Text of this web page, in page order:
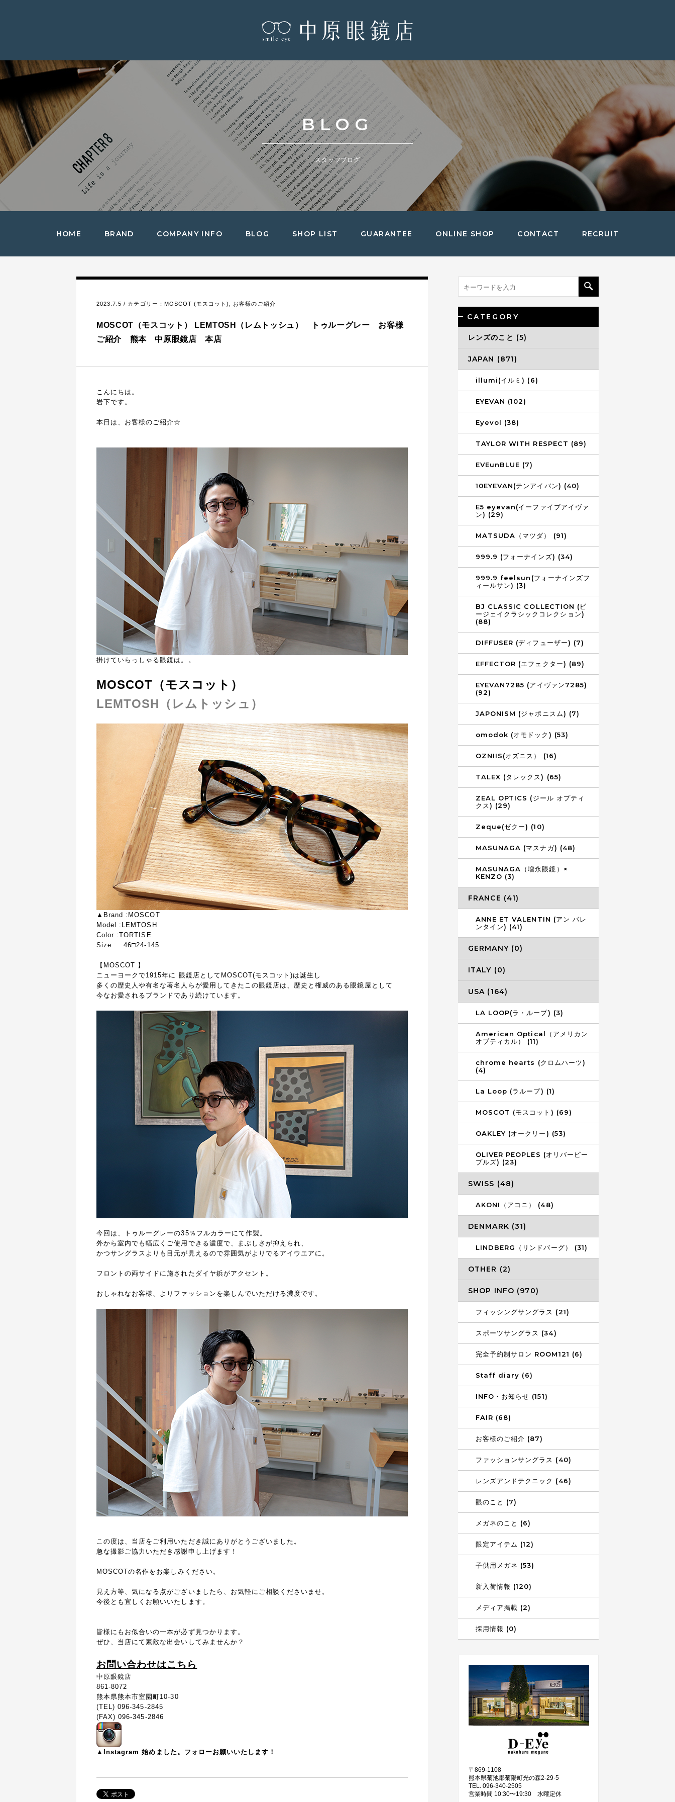
BLOG
スタッフブログ
HOME BRAND COMPANY INFO BLOG SHOP LIST GUARANTEE ONLINE SHOP CONTACT RECRUIT
2023.7.5 / カテゴリー： MOSCOT (モスコット) お客様のご紹介
MOSCOT（モスコット） LEMTOSH（レムトッシュ） トゥルーグレー お客様
ご紹介 熊本 中原眼鏡店 本店
こんにちは。
岩下です。
本日は、お客様のご紹介☆
掛けていらっしゃる眼鏡は。。
MOSCOT（モスコット）
LEMTOSH（レムトッシュ）
▲Brand :MOSCOT
Model :LEMTOSH
Color :TORTISE
Size : 46□24-145
【MOSCOT 】
ニューヨークで1915年に 眼鏡店としてMOSCOT(モスコット)は誕生し
多くの歴史人や有名な著名人らが愛用してきたこの眼鏡店は、歴史と権威のある眼鏡屋として
今なお愛されるブランドであり続けています。
今回は、トゥルーグレーの35％フルカラーにて作製。
外から室内でも幅広くご使用できる濃度で、まぶしさが抑えられ、
かつサングラスよりも目元が見えるので雰囲気がよりでるアイウエアに。
フロントの両サイドに施されたダイヤ鋲がアクセント。
おしゃれなお客様、よりファッションを楽しんでいただける濃度です。
この度は、当店をご利用いただき誠にありがとうございました。
急な撮影ご協力いただき感謝申し上げます！
MOSCOTの名作をお楽しみください。
見え方等、気になる点がございましたら、お気軽にご相談くださいませ。
今後とも宜しくお願いいたします。
皆様にもお似合いの一本が必ず見つかります。
ぜひ、当店にて素敵な出会いしてみませんか？
お問い合わせはこちら
中原眼鏡店
861-8072
熊本県熊本市室園町10-30
(TEL) 096-345-2845
(FAX) 096-345-2846
▲Instagram 始めました。フォローお願いいたします！
CATEGORY
レンズのこと (5)
JAPAN (871)
illumi(イルミ) (6)
EYEVAN (102)
Eyevol (38)
TAYLOR WITH RESPECT (89)
EVEunBLUE (7)
10EYEVAN(テンアイバン) (40)
E5 eyevan(イーファイブアイヴァ
ン) (29)
MATSUDA（マツダ） (91)
999.9 (フォーナインズ) (34)
999.9 feelsun(フォーナインズフ
ィールサン) (3)
BJ CLASSIC COLLECTION (ビ
ージェイクラシックコレクション)
(88)
DIFFUSER (ディフューザー) (7)
EFFECTOR (エフェクター) (89)
EYEVAN7285 (アイヴァン7285)
(92)
JAPONISM (ジャポニスム) (7)
omodok (オモドック) (53)
OZNIIS(オズニス） (16)
TALEX (タレックス) (65)
ZEAL OPTICS (ジール オプティ
クス) (29)
Zeque(ゼクー) (10)
MASUNAGA (マスナガ) (48)
MASUNAGA（増永眼鏡）×
KENZO (3)
FRANCE (41)
ANNE ET VALENTIN (アン バレ
ンタイン) (41)
GERMANY (0)
ITALY (0)
USA (164)
LA LOOP(ラ・ループ) (3)
American Optical（アメリカン
オプティカル） (11)
chrome hearts (クロムハーツ)
(4)
La Loop (ラループ) (1)
MOSCOT (モスコット) (69)
OAKLEY (オークリー) (53)
OLIVER PEOPLES (オリバーピー
プルズ) (23)
SWISS (48)
AKONI（アコニ） (48)
DENMARK (31)
LINDBERG（リンドバーグ） (31)
OTHER (2)
SHOP INFO (970)
フィッシングサングラス (21)
スポーツサングラス (34)
完全予約制サロン ROOM121 (6)
Staff diary (6)
INFO・お知らせ (151)
FAIR (68)
お客様のご紹介 (87)
ファッションサングラス (40)
レンズアンドテクニック (46)
眼のこと (7)
メガネのこと (6)
限定アイテム (12)
子供用メガネ (53)
新入荷情報 (120)
メディア掲載 (2)
採用情報 (0)
〒869-1108
熊本県菊池郡菊陽町光の森2-29-5
TEL. 096-340-2505
営業時間 10:30〜19:30 水曜定休